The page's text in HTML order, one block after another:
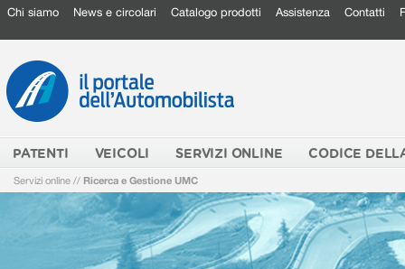
Chi siamo News e circolari Catalogo prodotti Assistenza Contatti
PATENTI VEICOLI SERVIZI ONLINE CODICE
Servizi online // Ricerca e Gestione UMC